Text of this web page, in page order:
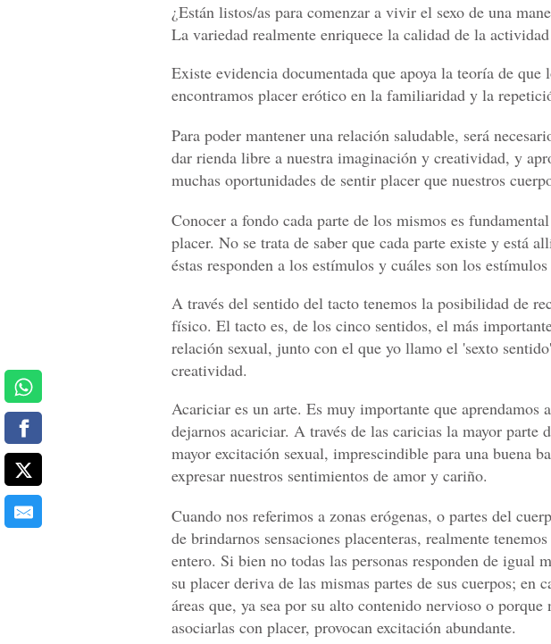
¿Están listos/as para comenzar a vivir el sexo de una
La variedad realmente enriquece la calidad de la
Existe evidencia documentada que apoya la teoría de que
encontramos placer erótico en la familiaridad y la
Para poder mantener una relación saludable, será
dar rienda libre a nuestra imaginación y creatividad, y
muchas oportunidades de sentir placer que nuestros
Conocer a fondo cada parte de los mismos es
placer. No se trata de saber que cada parte existe y está
éstas responden a los estímulos y cuáles son los
A través del sentido del tacto tenemos la posibilidad de
físico. El tacto es, de los cinco sentidos, el más
relación sexual, junto con el que yo llamo el 'sexto
creatividad.
Acariciar es un arte. Es muy importante que aprendamos
dejarnos acariciar. A través de las caricias la mayor parte
mayor excitación sexual, imprescindible para una buena
expresar nuestros sentimientos de amor y cariño.
Cuando nos referimos a zonas erógenas, o partes del
de brindarnos sensaciones placenteras, realmente
entero. Si bien no todas las personas responden de igual
su placer deriva de las mismas partes de sus cuerpos; en
áreas que, ya sea por su alto contenido nervioso o
asociarlas con placer, provocan excitación abundante.